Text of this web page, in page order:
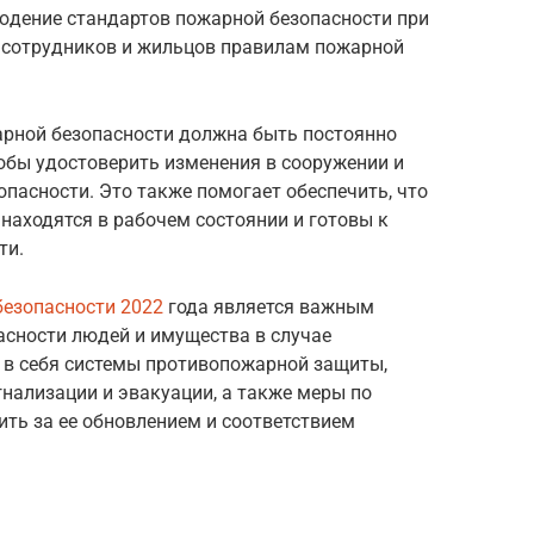
стандартов пожарной безопасности при
и жильцов правилам пожарной
безопасности должна быть постоянно
удостоверить изменения в сооружении и
Это также помогает обеспечить, что
в рабочем состоянии и готовы к
2022 года является важным
людей и имущества в случае
себя системы противопожарной защиты,
и эвакуации, а также меры по
за ее обновлением и соответствием